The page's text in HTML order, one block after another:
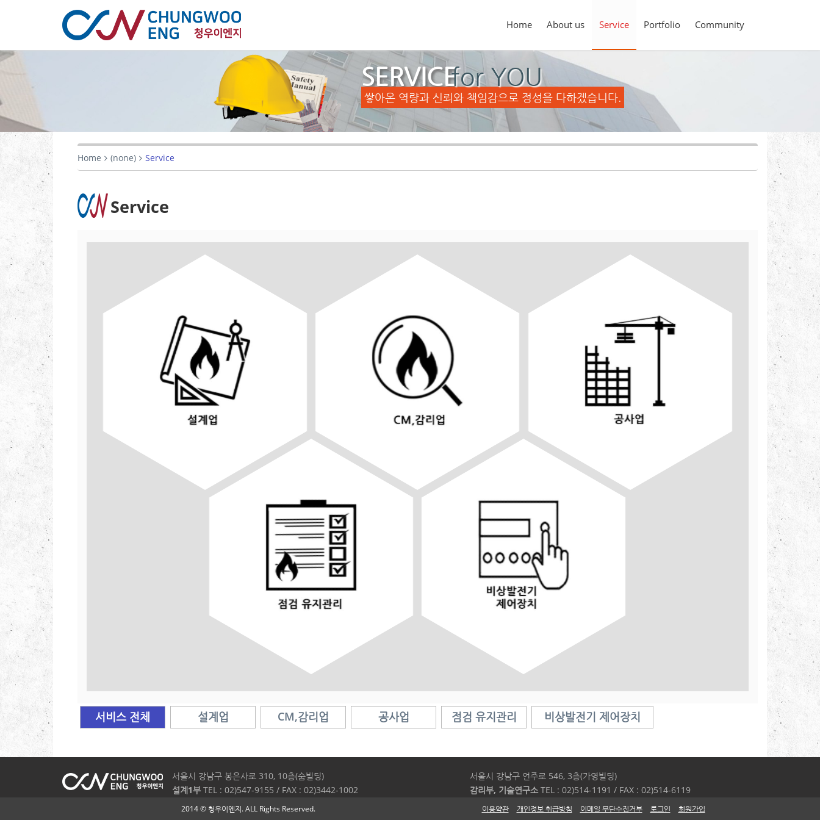
Home About us Service Portfolio Community
SERVICE
쌓아온 역량과 신뢰와 책임감으로 정성을 다하겠습니다.
for YOU
Home (none) Service
Service
서비스 전체 설계업 CM,감리업 공사업 점검 유지관리 비상발전기 제어장치
서울시 강남구 봉은사로 310, 10층(숨빌딩)
설계1부TEL : 02)547-9155 / FAX : 02)3442-1002
서울시 강남구 언주로 546, 3층(가영빌딩)
감리부, 기술연구소TEL : 02)514-1191 / FAX : 02)514-6119
2014 © 청우이엔지. ALL Rights Reserved. 이용약관 개인정보 취급방침 이메일 무단수집거부 로그인 회원가입